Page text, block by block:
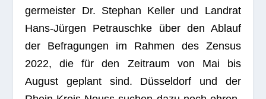
ger­meis­ter Dr. Ste­phan Kel­ler und Land­rat
Hans-Jür­gen Pet­rauschke über den Ablauf
der Befra­gun­gen im Rah­men des Zen­sus
2022, die für den Zeit­raum von Mai bis
August geplant sind. Düs­sel­dorf und der